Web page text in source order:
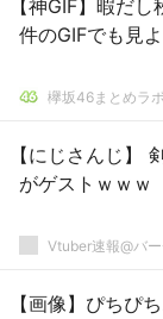
【神GIF】暇だ
件のGIFでも見
欅坂46まとめラボ
【にじさんじ】
がゲストｗｗｗ
Vtuber速報@バ
【画像】ぴちぴ